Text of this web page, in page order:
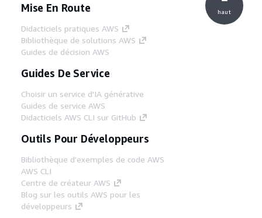
Mise En Route
Didacticiels pratiques AWS
Bibliothèque de solutions AWS
Guides de décision AWS
Guides De Service
Choisir un service d'IA générative
Guides de service AWS
Didacticiels AWS CLI sur GitHub
Outils Pour Développeurs
Bibliothèque d'exemples de code AWS
AWS CLI
Centre de créateur AWS
Blog sur les outils AWS pour les
développeurs
haut